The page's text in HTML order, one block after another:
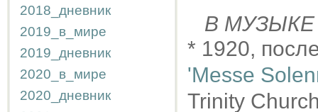
2018_дневник
2019_в_мире
2019_дневник
2020_в_мире
2020_дневник
В МУЗЫКЕ
* 1920,
'Messe
Trinity